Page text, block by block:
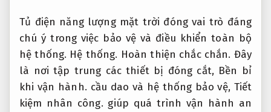
Tủ điện năng lượng mặt trời đóng vai trò đáng
chú ý trong việc bảo vệ và điều khiển toàn bộ
hệ thống. Hệ thống. Hoàn thiện chắc chắn. Đây
là nơi tập trung các thiết bị đóng cắt, Bền bỉ
khi vận hành. cầu dao và hệ thống bảo vệ, Tiết
kiệm nhân công. giúp quá trình vận hành an